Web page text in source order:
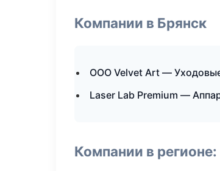
Компании в Брянск
ООО Velvet Art —
Laser Lab Premium —
Компании в